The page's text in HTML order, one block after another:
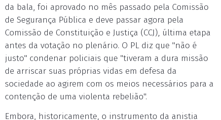
da bala, foi aprovado no mês passado pela Comissão
de Segurança Pública e deve passar agora pela
Comissão de Constituição e Justiça (CCJ), última etapa
antes da votação no plenário. O PL diz que "não é
justo" condenar policiais que "tiveram a dura missão
de arriscar suas próprias vidas em defesa da
sociedade ao agirem com os meios necessários para a
contenção de uma violenta rebelião".
Embora, historicamente, o instrumento da anistia